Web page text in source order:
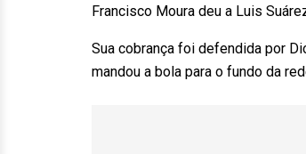
Francisco Moura deu a Luis
Sua cobrança foi defendida por
mandou a bola para o fundo da